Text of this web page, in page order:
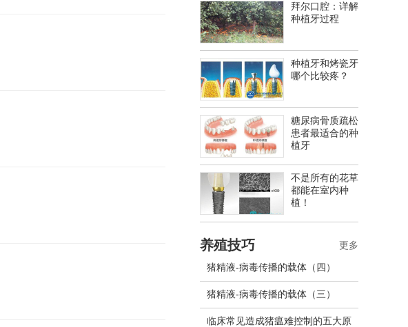
拜尔口腔：详解
种植牙过程
种植牙和烤瓷牙
哪个比较疼？
糖尿病骨质疏松
患者最适合的种
植牙
不是所有的花草
都能在室内种
植！
养殖技巧
猪精液-病毒传播的载体（四）
猪精液-病毒传播的载体（三）
临床常见造成猪瘟难控制的五大原
更多